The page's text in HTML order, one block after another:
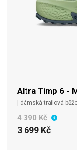
Altra Timp 6 -
| dámská trailová
4 390 Kč
3 699 Kč